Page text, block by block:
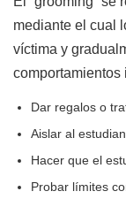
mediante el cual
víctima y
comportamientos
Dar regalos o
Aislar al
Hacer que el
Probar límites